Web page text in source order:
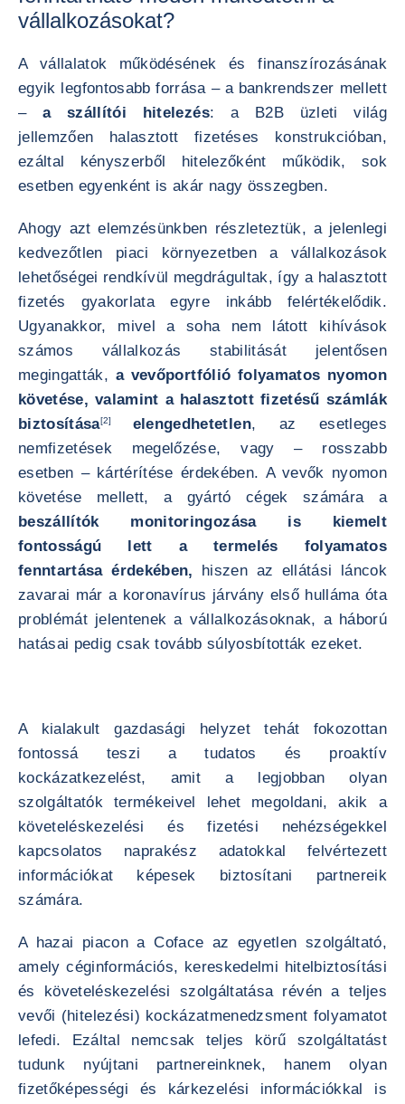
vállalkozásokat?
A vállalatok működésének és finanszírozásának
egyik legfontosabb forrása – a bankrendszer mellett
–a szállítói hitelezés: a B2B üzleti világ
jellemzően halasztott fizetéses konstrukcióban,
ezáltal kényszerből hitelezőként működik, sok
esetben egyenként is akár nagy összegben.
Ahogy azt elemzésünkben részleteztük, a jelenlegi
kedvezőtlen piaci környezetben a vállalkozások
lehetőségei rendkívül megdrágultak, így a halasztott
fizetés gyakorlata egyre inkább felértékelődik.
Ugyanakkor, mivel a soha nem látott kihívások
számos vállalkozás stabilitását jelentősen
megingatták, a vevőportfólió folyamatos nyomon
követése, valamint a halasztott fizetésű számlák
biztosítása[2] elengedhetetlen, az esetleges
nemfizetések megelőzése, vagy – rosszabb
esetben – kártérítése érdekében. A vevők nyomon
követése mellett, a gyártó cégek számára a
beszállítók monitoringozása is kiemelt
fontosságú lett a termelés folyamatos
fenntartása érdekében, hiszen az ellátási láncok
zavarai már a koronavírus járvány első hulláma óta
problémát jelentenek a vállalkozásoknak, a háború
hatásai pedig csak tovább súlyosbították ezeket.
A kialakult gazdasági helyzet tehát fokozottan
fontossá teszi a tudatos és proaktív
kockázatkezelést, amit a legjobban olyan
szolgáltatók termékeivel lehet megoldani, akik a
követeléskezelési és fizetési nehézségekkel
kapcsolatos naprakész adatokkal felvértezett
információkat képesek biztosítani partnereik
számára.
A hazai piacon a Coface az egyetlen szolgáltató,
amely céginformációs, kereskedelmi hitelbiztosítási
és követeléskezelési szolgáltatása révén a teljes
vevői (hitelezési) kockázatmenedzsment folyamatot
lefedi. Ezáltal nemcsak teljes körű szolgáltatást
tudunk nyújtani partnereinknek, hanem olyan
fizetőképességi és kárkezelési információkkal is